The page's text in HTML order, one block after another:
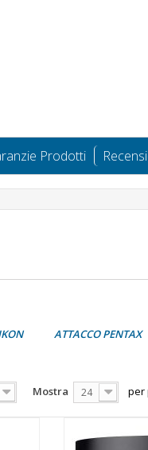
Prodotti
ATTACCO PENTAX
Mostra 24 per